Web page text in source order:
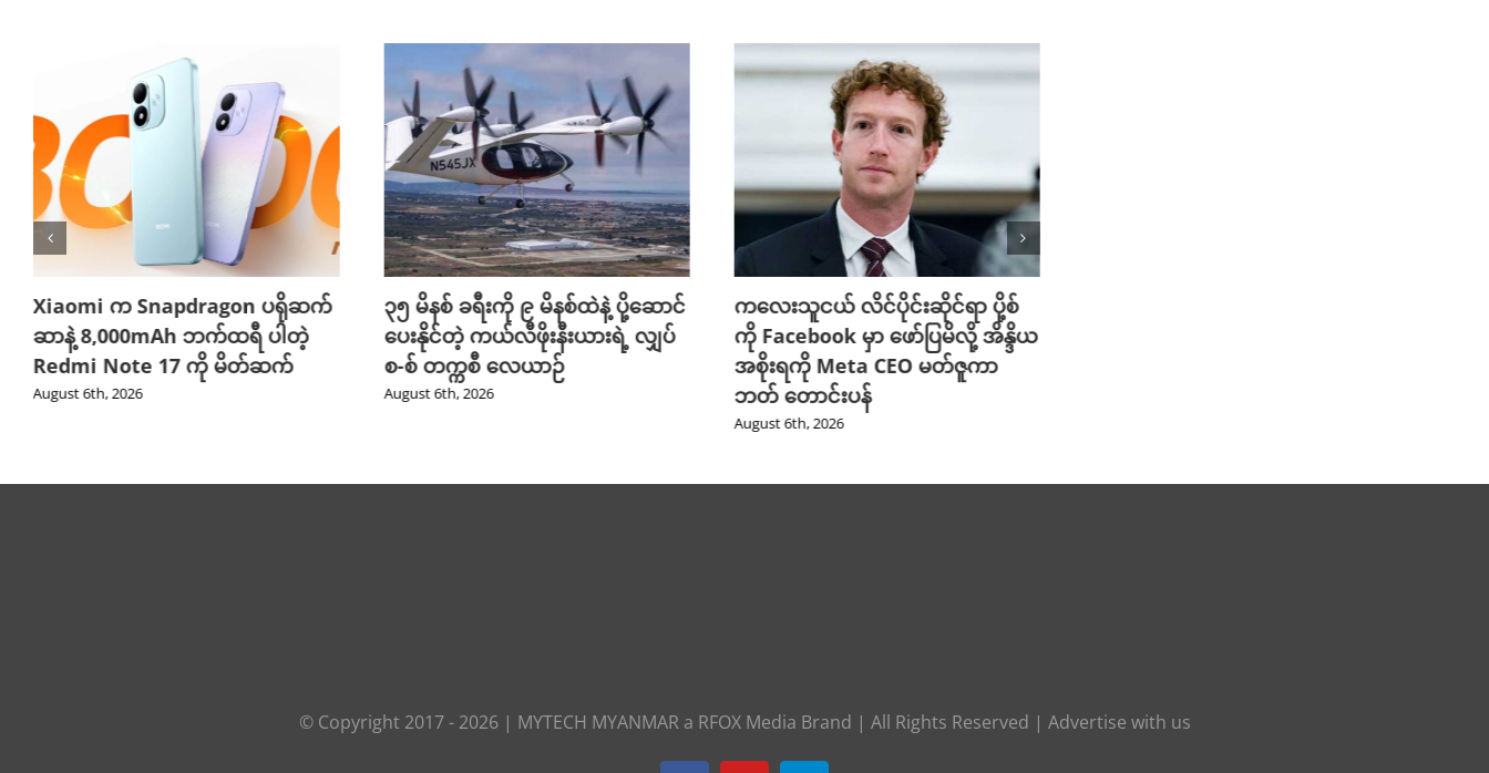
Xiaomi က Snapdragon ပရိုဆက်
ဆာနဲ့ 8,000mAh ဘက်ထရီ ပါတဲ့
Redmi Note 17 ကို မိတ်ဆက်
August 6th, 2026
၃၅ မိနစ် ခရီးကို ၉ မိနစ်ထဲနဲ့ ပို့ဆောင်
ပေးနိုင်တဲ့ ကယ်လီဖိုးနီးယားရဲ့ လျှပ်
စ-စ် တက္ကစီ လေယာဉ်
August 6th, 2026
ကလေးသူငယ် လိင်ပိုင်းဆိုင်ရာ ပို့စ်
ကို Facebook မှာ ဖော်ပြမိလို့ အိန္ဒိယ
အစိုးရကို Meta CEO မတ်ဇူကာ
ဘတ် တောင်းပန်
August 6th, 2026
© Copyright 2017 - 2026| MYTECH MYANMARa RFOX Media Brand | All Rights Reserved | Advertise with us